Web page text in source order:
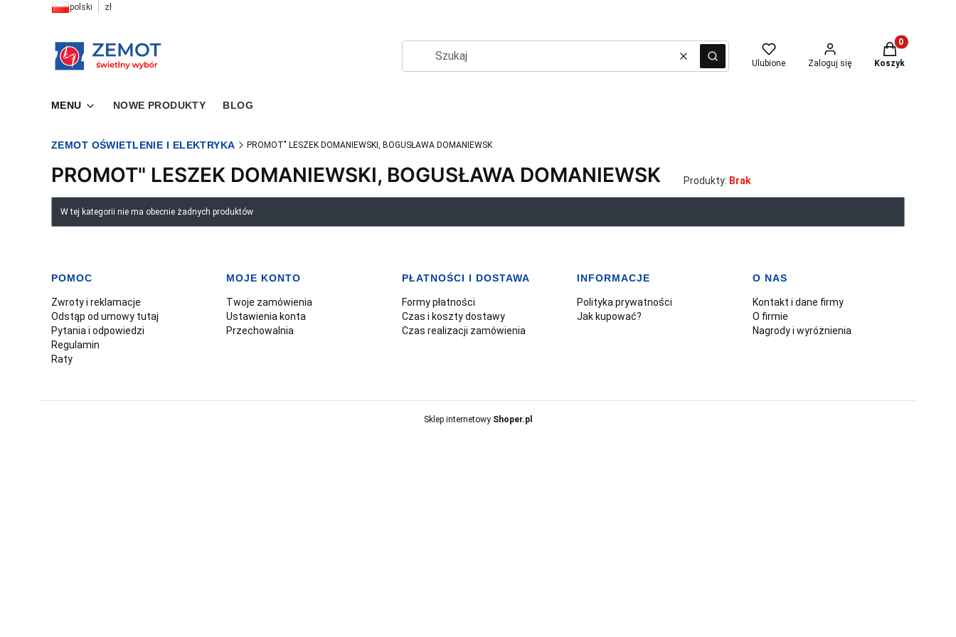
polski zł
WyczyśćSzukaj Ulubione Zaloguj się
Produkty w
Koszyk
MENU NOWE PRODUKTY BLOG
ZEMOT OŚWIETLENIE I ELEKTRYKA PROMOT" LESZEK DOMANIEWSKI, BOGUSŁAWA DOMANIEWSK
PROMOT" LESZEK DOMANIEWSKI, BOGUSŁAWA DOMANIEWSK Produkty: Brak
Lista produktów
W tej kategorii nie ma obecnie żadnych produktów
Linki w stopce
POMOC
Zwroty i reklamacje
Odstąp od umowy tutaj
Pytania i odpowiedzi
Regulamin
Raty
MOJE KONTO
Twoje zamówienia
Ustawienia konta
Przechowalnia
PŁATNOŚCI I DOSTAWA
Formy płatności
Czas i koszty dostawy
Czas realizacji zamówienia
INFORMACJE
Polityka prywatności
Jak kupować?
O NAS
Kontakt i dane firmy
O firmie
Nagrody i wyróżnienia
Sklep internetowy Shoper.pl